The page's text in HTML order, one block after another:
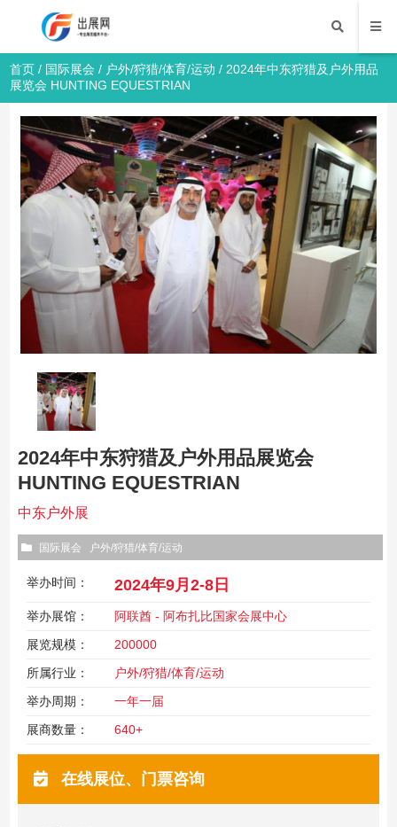
首页 / 国际展会 / 户外/狩猎/体育/运动 / 2024年中东狩猎及户外用品
展览会 HUNTING EQUESTRIAN
2024年中东狩猎及户外用品展览会
HUNTING EQUESTRIAN
中东户外展
国际展会 户外/狩猎/体育/运动
举办时间： 2024年9月2-8日
举办展馆：
阿联酋 - 阿布扎比国家会展中心
展览规模：
200000
所属行业：
户外/狩猎/体育/运动
举办周期：
一年一届
展商数量：
640+
在线展位、门票咨询